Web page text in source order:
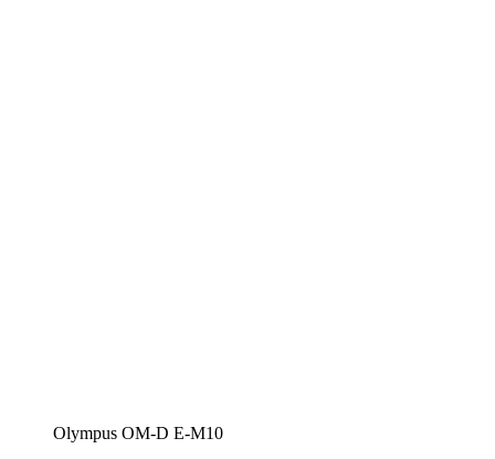
Olympus OM-D E-M10